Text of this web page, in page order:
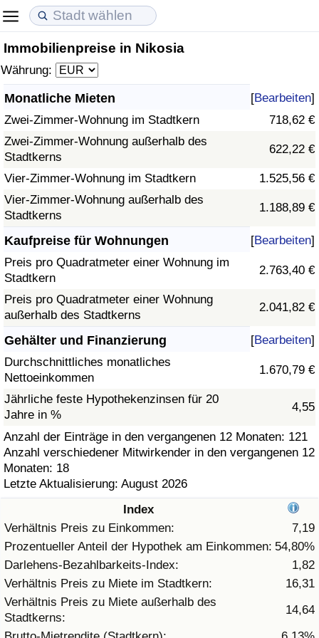
Immobilienpreise in Nikosia
Währung:
Monatliche Mieten [Bearbeiten]
Zwei-Zimmer-Wohnung im Stadtkern
718,62 €
Zwei-Zimmer-Wohnung außerhalb des
Stadtkerns
622,22 €
Vier-Zimmer-Wohnung im Stadtkern
1.525,56 €
Vier-Zimmer-Wohnung außerhalb des
Stadtkerns
1.188,89 €
Kaufpreise für Wohnungen [Bearbeiten]
Preis pro Quadratmeter einer Wohnung im
Stadtkern
2.763,40 €
Preis pro Quadratmeter einer Wohnung
außerhalb des Stadtkerns
2.041,82 €
Gehälter und Finanzierung [Bearbeiten]
Durchschnittliches monatliches
Nettoeinkommen
1.670,79 €
Jährliche feste Hypothekenzinsen für 20
Jahre in %
4,55
Anzahl der Einträge in den vergangenen 12 Monaten: 121
Anzahl verschiedener Mitwirkender in den vergangenen 12
Monaten: 18
Letzte Aktualisierung: August 2026
Index
Verhältnis Preis zu Einkommen:
7,19
Prozentueller Anteil der Hypothek am Einkommen: 54,80%
Darlehens-Bezahlbarkeits-Index:
1,82
Verhältnis Preis zu Miete im Stadtkern:
16,31
Verhältnis Preis zu Miete außerhalb des
Stadtkerns:
14,64
Lebenshaltungskosten
Lebenshaltungskosten-Index (aktuell)
Lebenshaltungskosten-Index
Lebenshaltungskosten-Index nach Land
in Akaba
Immobilienpreise
Immobilienpreis-Index (aktuell)
Immobilienpreis-Index
Immobilienpreis-Index nach Land
Lebensqualität
Lebensqualität-Index
Lebensqualität-Index (aktuell)
Lebensqualitätsindex nach Land
Kriminalität
Kriminalitäts-Index (aktuell)
Kriminalitäts-Index
Kriminalitätsindex nach Land
Gesundheitsversorgung
Gesundheitsversorgungs-Index (aktuell)
Gesundheitsversorgungs-Index
Gesundheitsversorgungs-Index nach Land
Umweltverschmutzung
Umweltverschmutzungs-Index (aktuell)
Verschmutzungsindex
Umweltverschmutzungs-Index nach Land
Verkehr